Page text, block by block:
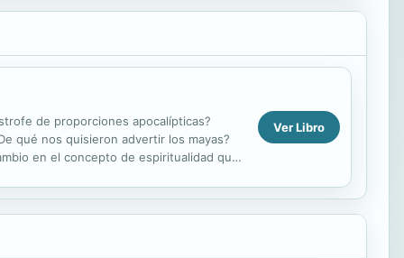
de proporciones apocalípticas?
qué nos quisieron advertir los mayas?
en el concepto de espiritualidad que
Ver Libro